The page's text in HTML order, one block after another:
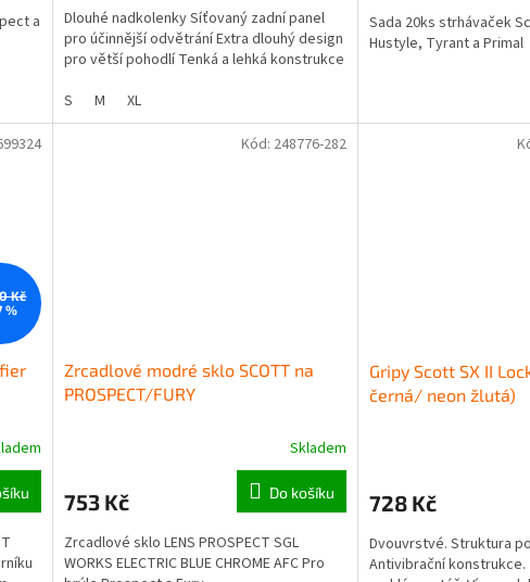
a
Dlouhé nadkolenky Síťovaný zadní panel
pro účinnější odvětrání Extra dlouhý design
pro větší pohodlí Tenká a lehká konstrukce
S
M XL
Sada 20ks strhávaček
Hustyle, Tyrant a Primal
Kč
%
Zrcadlové modré sklo SCOTT na
PROSPECT/FURY
Skladem
753 Kč Do košíku
Zrcadlové sklo LENS PROSPECT SGL
WORKS ELECTRIC BLUE CHROME AFC Pro
Kód: 248776-282
Gripy Scott SX II
černá/ neon žlutá)
728 Kč
Dvouvrstvé. Struktura
Antivibrační konstrukce.